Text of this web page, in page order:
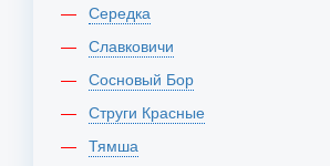
Середка
Славковичи
Сосновый Бор
Струги Красные
Тямша